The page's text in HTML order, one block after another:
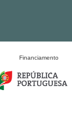
Financiamento